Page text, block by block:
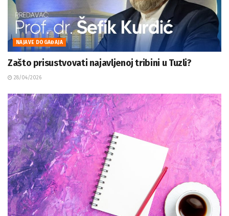
NAJAVE DOGAĐAJA
Zašto prisustvovati najavljenoj tribini u Tuzli?
28/04/2026